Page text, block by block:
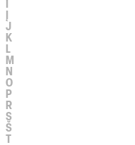
J
K
L
M
N
O
P
R
S
Š